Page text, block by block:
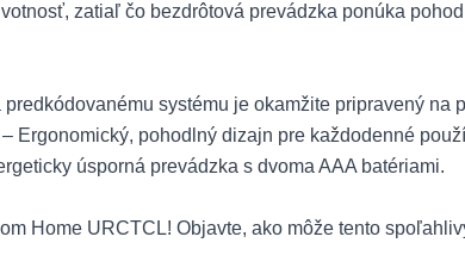
zatiaľ čo bezdrôtová prevádzka ponúka
systému je okamžite pripravený
Ergonomický, pohodlný dizajn pre každodenné
úsporná prevádzka s dvoma AAA batériami.
Home URCTCL! Objavte, ako môže tento